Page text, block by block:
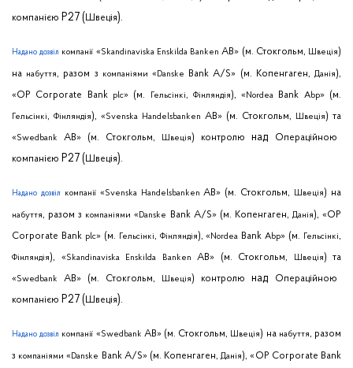
компанією P27 ( Швеція).
Надано дозвіл компанії «Skandinaviska Enskilda Banken AB» (м. Стокгольм, Швеція)
на набуття, разом з компаніями « Danske Bank A/S» (м. Копенгаген,Данія),
«OP Corporate Bank plc» (м. Гельсінкі, Фінляндія), « Nordea Bank Abp» (м.
Гельсінкі, Фінляндія), «Svenska Handelsbanken AB» (м. Стокгольм, Швеція) та
«Swedbank AB» (м. Стокгольм, Швеція) контролю над Операційною
компанією P27 ( Швеція).
Надано дозвіл компанії«Svenska Handelsbanken AB» (м. Стокгольм, Швеція) на
набуття, разом з компаніями « Danske Bank A/S» (м. Копенгаген, Данія), «OP
Corporate Bank plc» (м. Гельсінкі, Фінляндія), « Nordea Bank Abp» (м. Гельсінкі,
Фінляндія), «Skandinaviska Enskilda Banken AB» (м. Стокгольм, Швеція) та
«Swedbank AB» (м. Стокгольм, Швеція) контролю над Операційною
компанією P27 ( Швеція).
Надано дозвіл компанії «Swedbank AB» (м. Стокгольм, Швеція) на набуття, разом
з компаніями « Danske Bank A/S» (м. Копенгаген,Данія), « OP Corporate Bank